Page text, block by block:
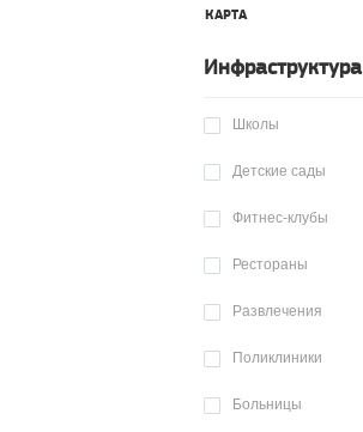
КАРТА
Инфраструктура
Школы
Детские сады
Фитнес-клубы
Рестораны
Развлечения
Поликлиники
Больницы